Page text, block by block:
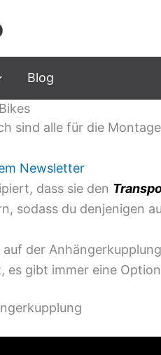
Blog
sind alle für die
Newsletter
dass sie den
sodass du denjenigen
der
es gibt immer eine